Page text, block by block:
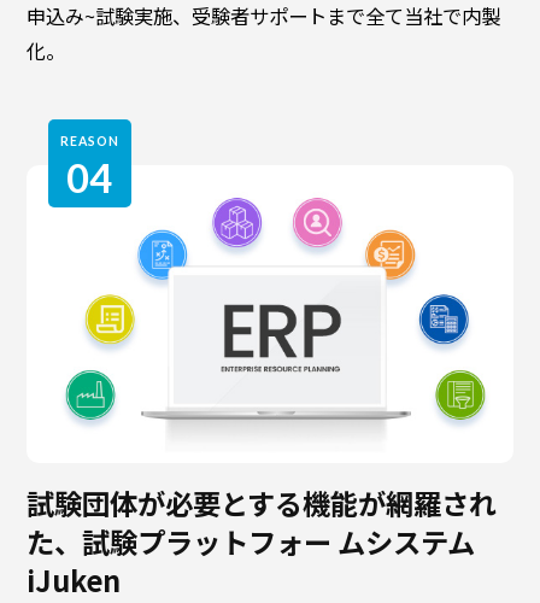
申込み~試験実施、受験者サポートまで全て当社で内製
化。
REASON
04
試験団体が必要とする機能が網羅され
た、試験プラットフォー ムシステム
iJuken